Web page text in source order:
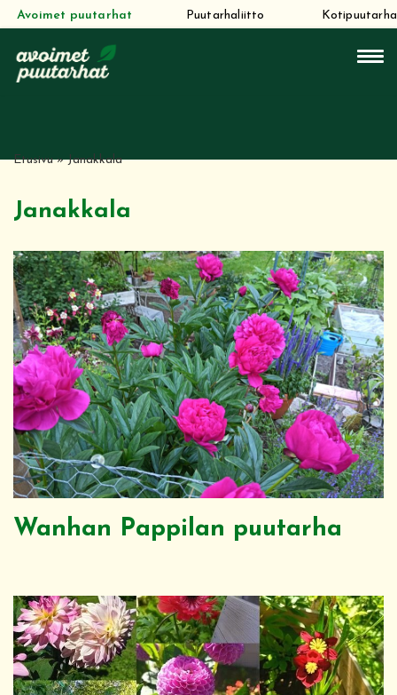
Siirry
suoraan
Avoimet puutarhat Puutarhaliitto Kotipuutarha
Etusivu»Janakkala
Janakkala
Wanhan Pappilan puutarha